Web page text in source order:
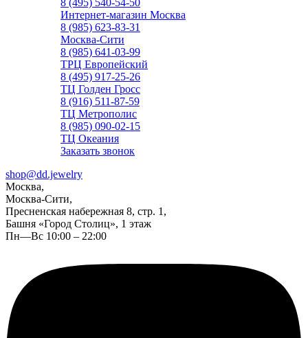
8 (495) 540-54-50
Интернет-магазин Москва
8 (985) 623-83-31
Москва-Сити
8 (985) 641-03-99
ТРЦ Европейский
8 (495) 917-25-26
ТЦ Голден Гросс
8 (916) 511-87-59
ТЦ Метрополис
8 (985) 090-02-15
ТЦ Океания
Заказать звонок
shop@dd.jewelry
Москва,
Москва-Сити,
Пресненская набережная 8, стр. 1,
Башня «Город Столиц», 1 этаж
Пн—Вс 10:00 – 22:00